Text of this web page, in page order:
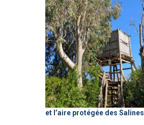
et l’aire protégée des Salines